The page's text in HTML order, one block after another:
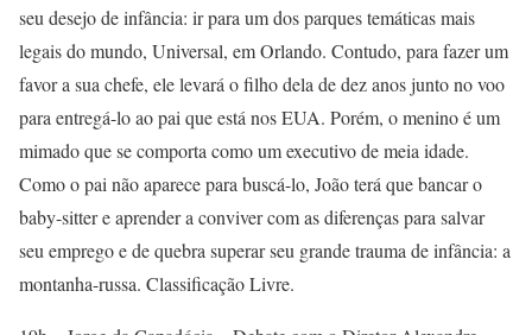
seu desejo de infância: ir para um dos parques temáticas mais
legais do mundo, Universal, em Orlando. Contudo, para fazer um
favor a sua chefe, ele levará o filho dela de dez anos junto no voo
para entregá-lo ao pai que está nos EUA. Porém, o menino é um
mimado que se comporta como um executivo de meia idade.
Como o pai não aparece para buscá-lo, João terá que bancar o
baby-sitter e aprender a conviver com as diferenças para salvar
seu emprego e de quebra superar seu grande trauma de infância: a
montanha-russa. Classificação Livre.